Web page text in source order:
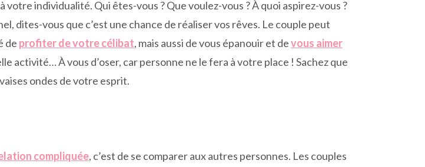
individualité. Qui êtes-vous ? Que voulez-vous ? À quoi aspirez-vous ?
dites-vous que c’est une chance de réaliser vos rêves. Le couple peut
de profiter de votre célibat, mais aussi de vous épanouir et devous aimer
activité… À vous d’oser, car personne ne le fera à votre place ! Sachez que
ondes de votre esprit.
compliquée, c’est de se comparer aux autres personnes. Les couples